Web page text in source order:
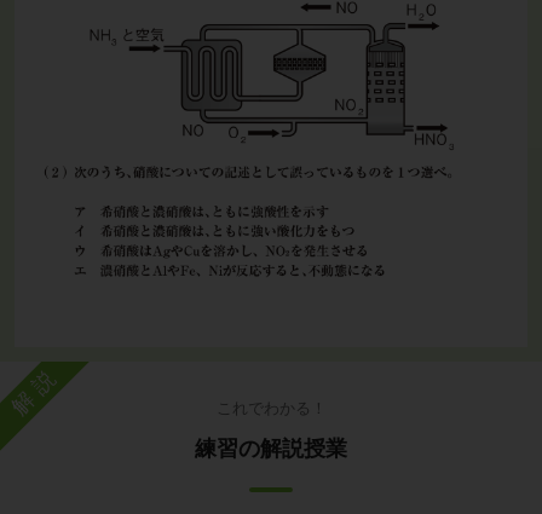
解説 これでわかる！
練習の解説授業